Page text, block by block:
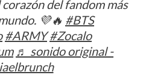
del fandom más
💜🔥 #BTS
#ARMY #Zocalo
♬ sonido original -